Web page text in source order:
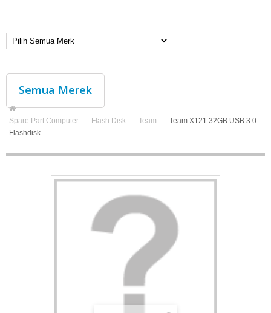
Semua Merek
Spare Part Computer Flash Disk Team
Team X121 32GB USB 3.0
Flashdisk